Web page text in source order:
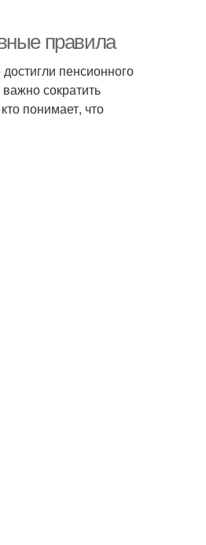
правила
пенсионного
сократить
понимает, что